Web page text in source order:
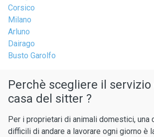
Corsico
Milano
Arluno
Dairago
Busto Garolfo
Perchè scegliere il servizio
casa del sitter ?
Per i proprietari di animali domestici, una
difficili di andare a lavorare ogni giorno è